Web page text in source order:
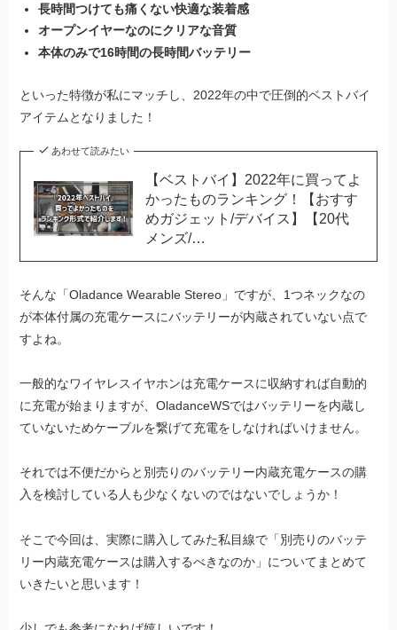
長時間つけても痛くない快適な装着感
オープンイヤーなのにクリアな音質
本体のみで16時間の長時間バッテリー
といった特徴が私にマッチし、2022年の中で圧倒的ベストバイ
アイテムとなりました！
あわせて読みたい
【ベストバイ】2022年に買ってよ
かったものランキング！【おすす
めガジェット/デバイス】【20代
メンズ/…
そんな「Oladance Wearable Stereo」ですが、1つネックなの
が本体付属の充電ケースにバッテリーが内蔵されていない点で
すよね。
一般的なワイヤレスイヤホンは充電ケースに収納すれば自動的
に充電が始まりますが、OladanceWSではバッテリーを内蔵し
ていないためケーブルを繋げて充電をしなければいけません。
それでは不便だからと別売りのバッテリー内蔵充電ケースの購
入を検討している人も少なくないのではないでしょうか！
そこで今回は、実際に購入してみた私目線で「別売りのバッテ
リー内蔵充電ケースは購入するべきなのか」についてまとめて
いきたいと思います！